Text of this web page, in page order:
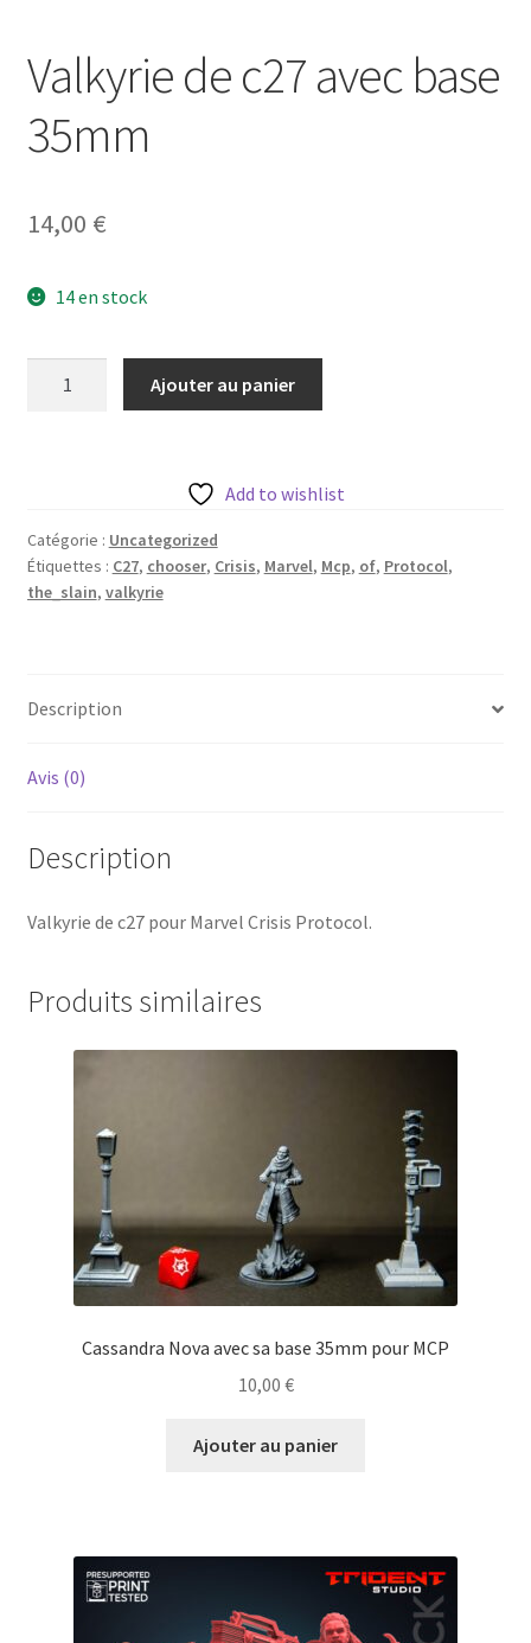
Valkyrie de c27 avec base
35mm
14,00 €
14 en stock
base
35mm
Ajouter au panier
Add to wishlist
Catégorie : Uncategorized
Étiquettes : C27, chooser, Crisis, Marvel, Mcp, of, Protocol,
the_slain, valkyrie
Description
Avis (0)
Description
Valkyrie de c27 pour Marvel Crisis Protocol.
Produits similaires
Cassandra Nova avec sa base 35mm pour MCP
10,00 €
Ajouter au panier